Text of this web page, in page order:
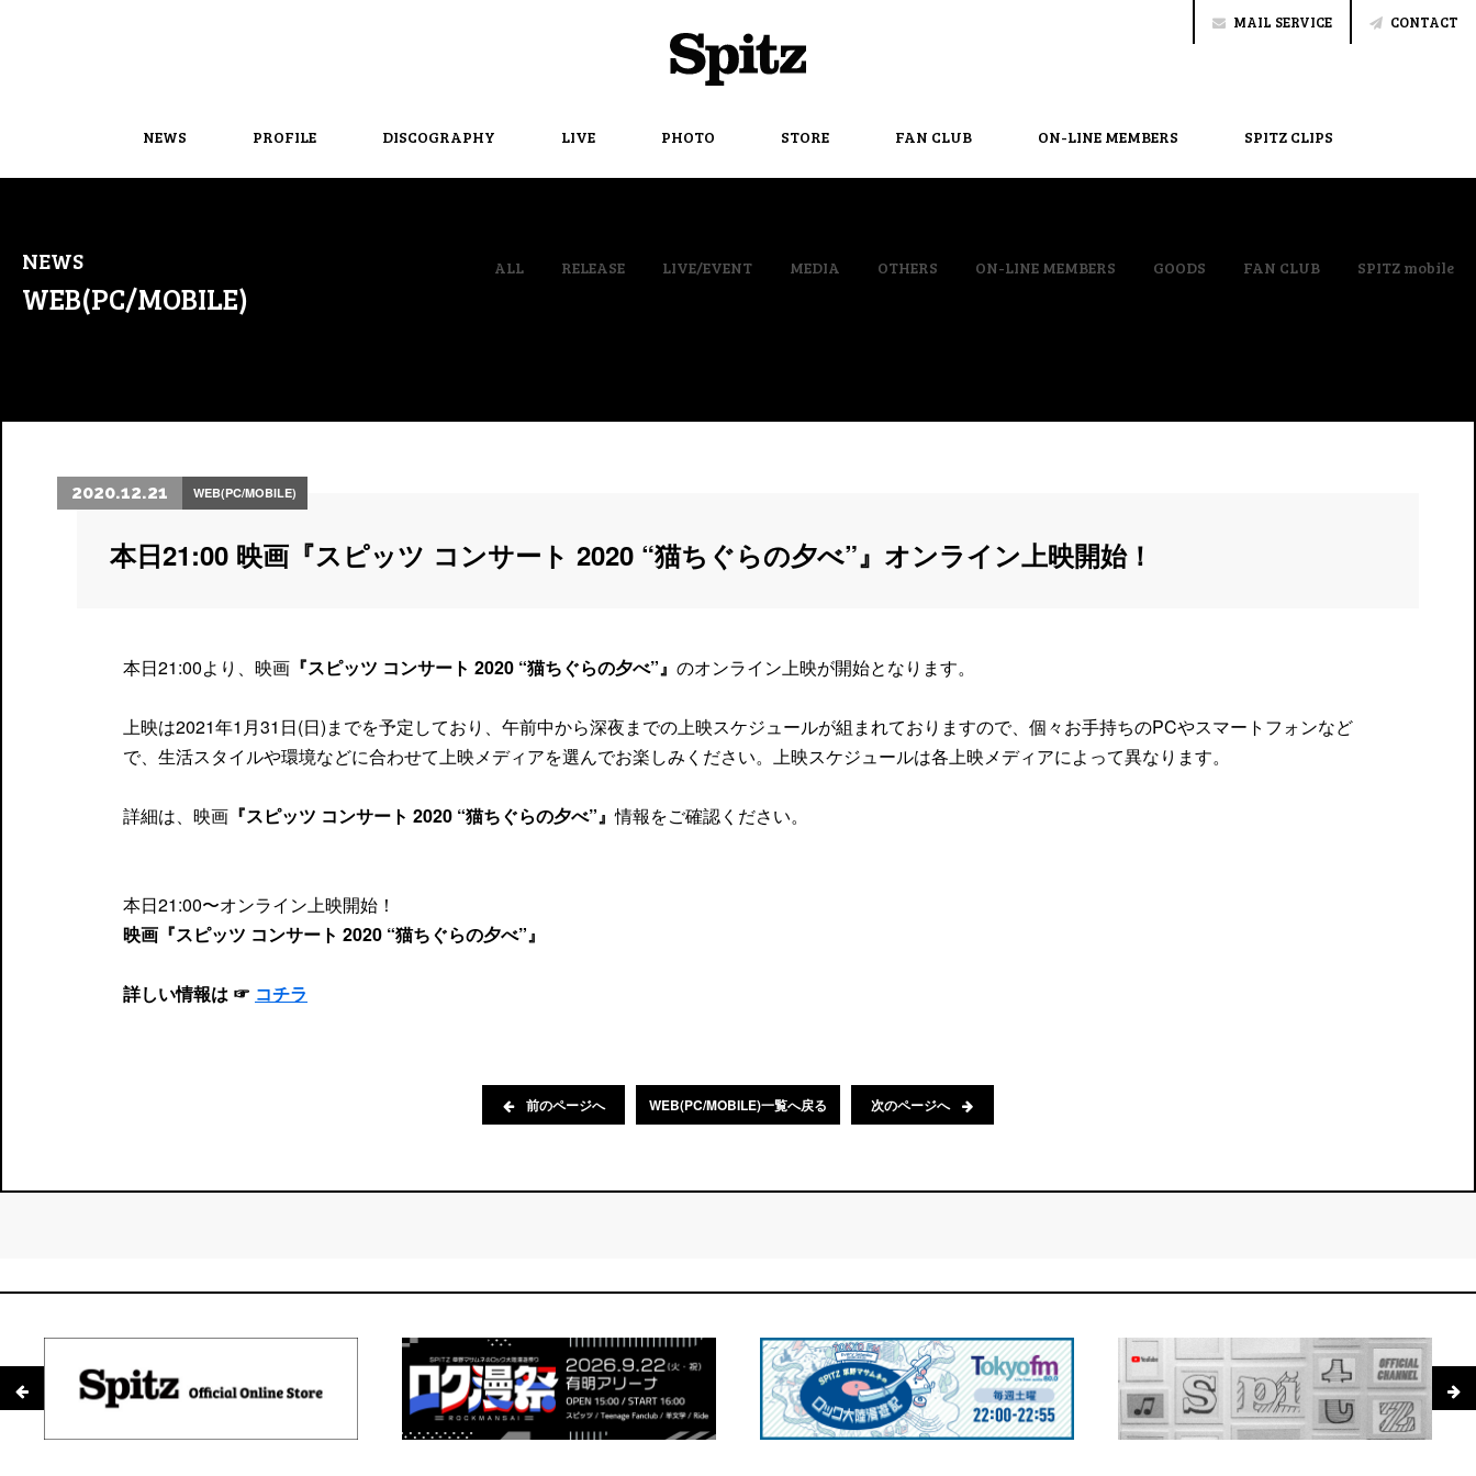
NEWS PROFILE DISCOGRAPHY LIVE PHOTO STORE FAN CLUB ON-LINE MEMBERS SPITZ CLIPS
MAIL SERVICE CONTACT
NEWS
WEB(PC/MOBILE)
ALL RELEASE LIVE/EVENT MEDIA OTHERS ON-LINE MEMBERS GOODS FAN CLUB SPITZ mobile
2020.12.21 WEB(PC/MOBILE)
本日21:00 映画『スピッツ コンサート 2020 “猫ちぐらの夕べ”』オンライン上映開始！
本日21:00より、映画 『スピッツ コンサート 2020 “猫ちぐらの夕べ”』 のオンライン上映が開始となります。
上映は2021年1月31日(日)までを予定しており、午前中から深夜までの上映スケジュールが組まれておりますので、個々お手持ちのPCやスマートフォンなど
で、生活スタイルや環境などに合わせて上映メディアを選んでお楽しみください。上映スケジュールは各上映メディアによって異なります。
詳細は、映画 『スピッツ コンサート 2020 “猫ちぐらの夕べ”』情報をご確認ください。
本日21:00〜オンライン上映開始！
映画『スピッツ コンサート 2020 “猫ちぐらの夕べ”』
詳しい情報は ☞ コチラ
前のページへ WEB(PC/MOBILE)一覧へ戻る 次のページへ